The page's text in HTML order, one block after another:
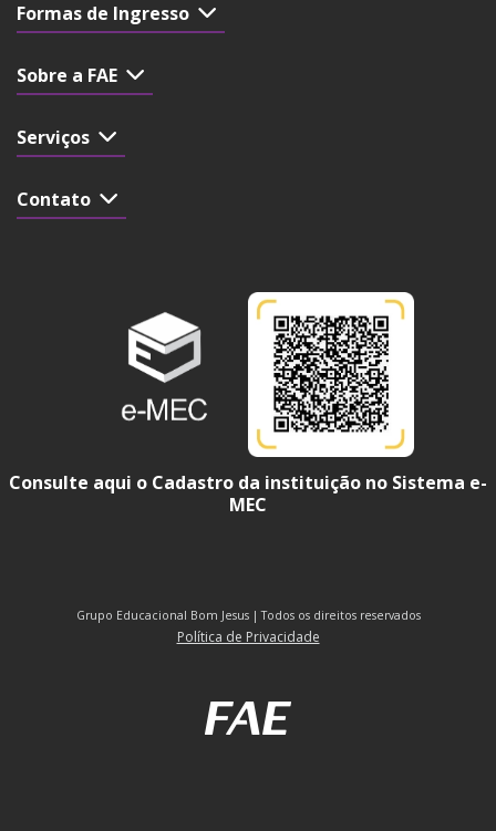
Formas de Ingresso
Sobre a FAE
Serviços
Contato
Consulte aqui o Cadastro da instituição no Sistema e-
MEC
Grupo Educacional Bom Jesus | Todos os direitos reservados
Política de Privacidade